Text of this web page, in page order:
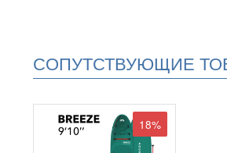
СОПУТСТВУЮЩИЕ
18%